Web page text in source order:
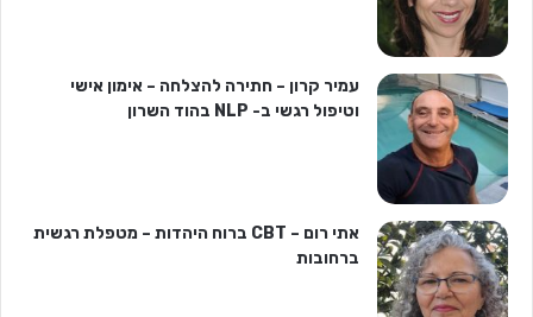
עמיר קרון – חתירה להצלחה – אימון אישי
וטיפול רגשי ב- NLP בהוד השרון
אתי רום – CBT ברוח היהדות – מטפלת רגשית
ברחובות